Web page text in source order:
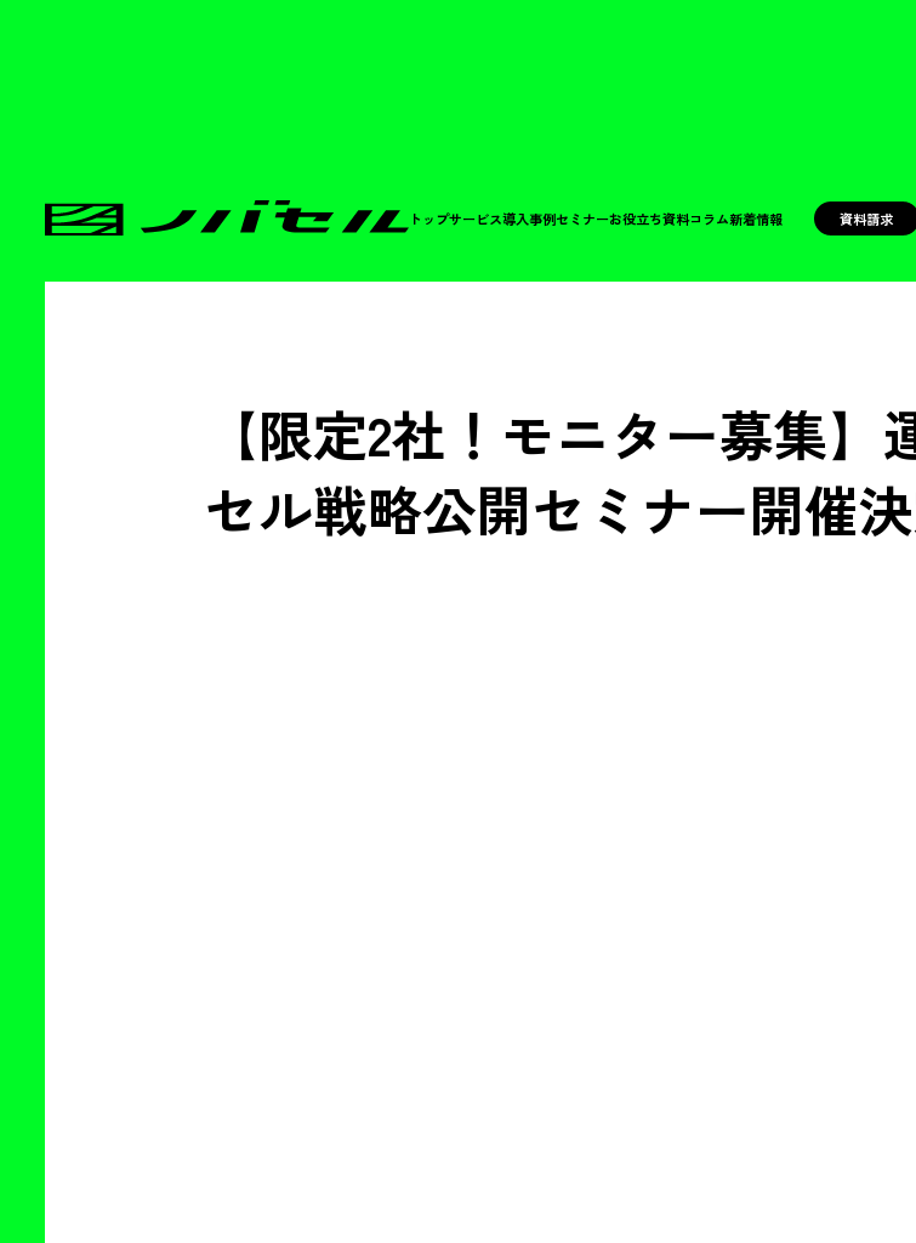
トップサービス導入事例セミナーお役立ち資料コラム新着情報 資料請求
【限定2社！モニター募集
セル戦略公開セミナー開催決